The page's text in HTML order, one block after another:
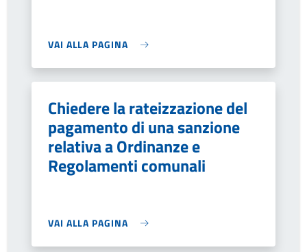
VAI ALLA PAGINA
Chiedere la rateizzazione del
pagamento di una sanzione
relativa a Ordinanze e
Regolamenti comunali
VAI ALLA PAGINA